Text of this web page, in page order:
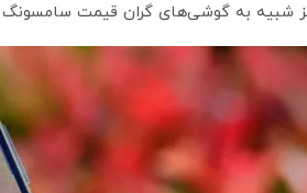
گران قیمت سامسونگ است. این گوشی هم چنین